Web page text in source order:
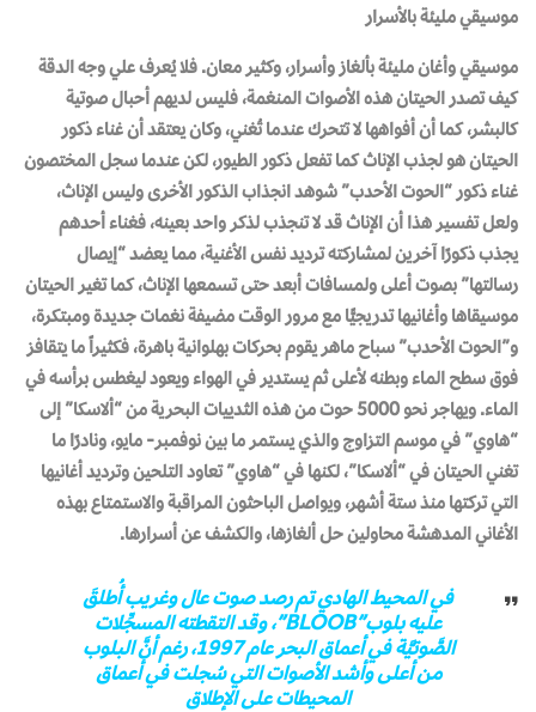
موسيقي مليئة بالأسرار
موسيقي وأغان مليئة بألغاز وأسرار، وكثير معان. فلا يُعرف علي وجه الدقة
كيف تصدر الحيتان هذه الأصوات المنغمة، فليس لديهم أحبال صوتية
كالبشر، كما أن أفواهها لا تتحرك عندما تُغني، وكان يعتقد أن غناء ذكور
الحيتان هو لجذب الإناث كما تفعل ذكور الطيور، لكن عندما سجل المختصون
غناء ذكور “الحوت الأحدب” شوهد انجذاب الذكور الأخرى وليس الإناث،
ولعل تفسير هذا أن الإناث قد لا تنجذب لذكر واحد بعينه، فغناء أحدهم
يجذب ذكورًا آخرين لمشاركته ترديد نفس الأغنية، مما يعضد “إيصال
رسالتها” بصوت أعلى ولمسافات أبعد حتى تسمعها الإناث، كما تغير الحيتان
موسيقاها وأغانيها تدريجيًّا مع مرور الوقت مضيفة نغمات جديدة ومبتكرة،
و”الحوت الأحدب” سباح ماهر يقوم بحركات بهلوانية باهرة، فكثيراً ما يتقافز
فوق سطح الماء وبطنه لأعلى ثم يستدير في الهواء ويعود ليغطس برأسه في
الماء. ويهاجر نحو 5000 حوت من هذه الثدييات البحرية من “ألاسكا” إلى
“هاوي” في موسم التزاوج والذي يستمر ما بين نوفمبر- مايو، ونادرًا ما
تغني الحيتان في “ألاسكا”، لكنها في “هاوي” تعاود التلحين وترديد أغانيها
التي تركتها منذ ستة أشهر، ويواصل الباحثون المراقبة والاستمتاع بهذه
الأغاني المدهشة محاولين حل ألغازها، والكشف عن أسرارها.
في المحيط الهادي تم رصد صوت عال وغريب أُطلقَ
عليه بلوب”BLOOB”، وقد التقطته المسجِّلات
الصَّوتيَّة في أعماق البحر عام 1997، رغم أنَّ البلوب
من أعلى وأشد الأصوات التي سُجلت في أعماق
المحيطات على الإطلاق